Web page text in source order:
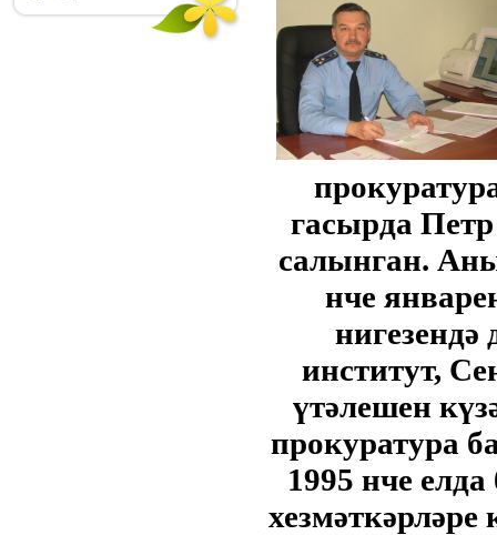
гасырда
салынган.
нче
институт,
үтәлешен
прокуратура
1995 нче
хезмәткәрләре